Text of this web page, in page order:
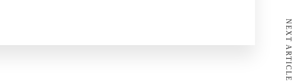
NEXT ARTICLE